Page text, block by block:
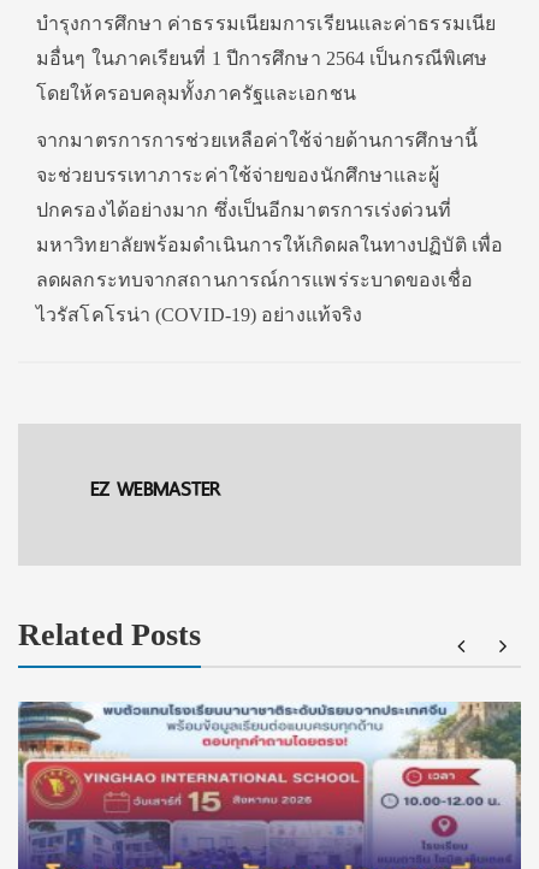
บำรุงการศึกษา ค่าธรรมเนียมการเรียนและค่าธรรมเนีย
มอื่นๆ ในภาคเรียนที่ 1 ปีการศึกษา 2564 เป็นกรณีพิเศษ
โดยให้ครอบคลุมทั้งภาครัฐและเอกชน
จากมาตรการการช่วยเหลือค่าใช้จ่ายด้านการศึกษานี้
จะช่วยบรรเทาภาระค่าใช้จ่ายของนักศึกษาและผู้
ปกครองได้อย่างมาก ซึ่งเป็นอีกมาตรการเร่งด่วนที่
มหาวิทยาลัยพร้อมดำเนินการให้เกิดผลในทางปฏิบัติ เพื่อ
ลดผลกระทบจากสถานการณ์การแพร่ระบาดของเชื่อ
ไวรัสโคโรน่า (COVID-19) อย่างแท้จริง
EZ WEBMASTER
Related Posts